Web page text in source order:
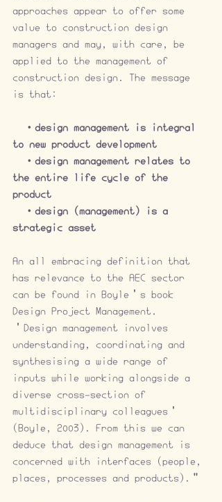
approaches appear to offer some
value to construction design
managers and may, with care, be
applied to the management of
construction design. The message
is that:
・design management is integral
to new product development
・design management relates to
the entire life cycle of the
product
・design (management) is a
strategic asset
An all embracing definition that
has relevance to the AEC sector
can be found in Boyle’s book
Design Project Management.
‘Design management involves
understanding, coordinating and
synthesising a wide range of
inputs while working alongside a
diverse cross-section of
multidisciplinary colleagues’
(Boyle, 2003). From this we can
deduce that design management is
concerned with interfaces (people,
places, processes and products).”